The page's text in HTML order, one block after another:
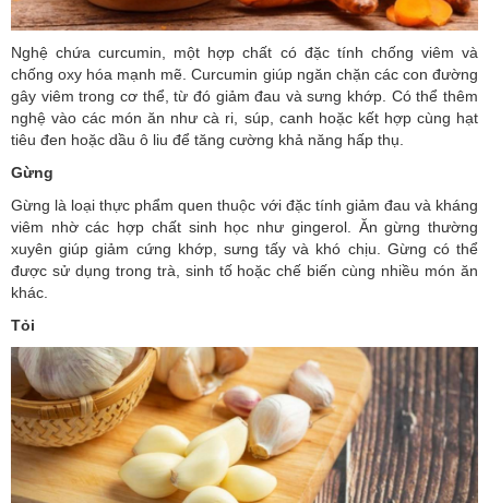
Nghệ chứa curcumin, một hợp chất có đặc tính chống viêm và
chống oxy hóa mạnh mẽ. Curcumin giúp ngăn chặn các con đường
gây viêm trong cơ thể, từ đó giảm đau và sưng khớp. Có thể thêm
nghệ vào các món ăn như cà ri, súp, canh hoặc kết hợp cùng hạt
tiêu đen hoặc dầu ô liu để tăng cường khả năng hấp thụ.
Gừng
Gừng là loại thực phẩm quen thuộc với đặc tính giảm đau và kháng
viêm nhờ các hợp chất sinh học như gingerol. Ăn gừng thường
xuyên giúp giảm cứng khớp, sưng tấy và khó chịu. Gừng có thể
được sử dụng trong trà, sinh tố hoặc chế biến cùng nhiều món ăn
khác.
Tỏi